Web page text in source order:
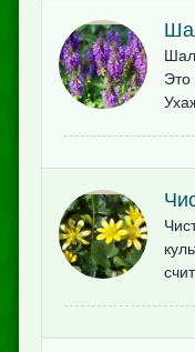
Это